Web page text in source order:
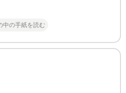
中の手紙を読む